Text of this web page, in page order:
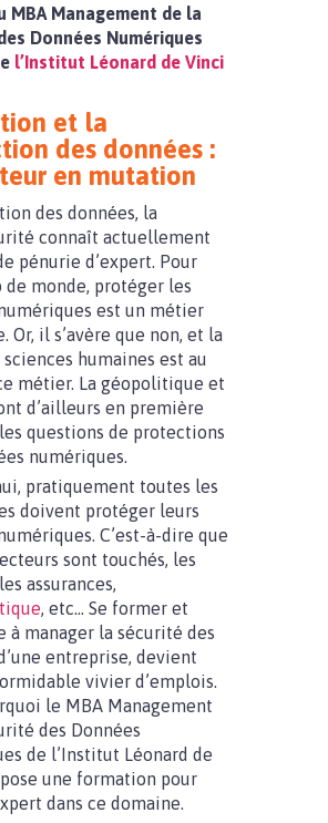
MBA Management de la
Données Numériques
l’Institut Léonard de Vinci
et la
des données :
en mutation
des données, la
connaît actuellement
pénurie d’expert. Pour
de monde, protéger les
est un métier
Or, il s’avère que non, et la
sciences humaines est au
métier. La géopolitique et
d’ailleurs en première
questions de protections
numériques.
pratiquement toutes les
doivent protéger leurs
C’est-à-dire que
sont touchés, les
assurances,
, etc… Se former et
à manager la sécurité des
entreprise, devient
vivier d’emplois.
le MBA Management
des Données
de l’Institut Léonard de
une formation pour
dans ce domaine.